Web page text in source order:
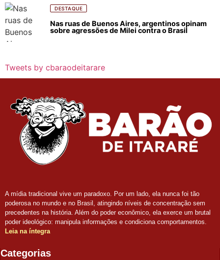
DESTAQUE
Nas ruas de Buenos Aires, argentinos opinam
sobre agressões de Milei contra o Brasil
Tweets by cbaraodeitarare
A mídia tradicional vive um paradoxo. Por um lado, ela nunca foi tão
poderosa no mundo e no Brasil, atingindo níveis de concentração sem
precedentes na história. Além do poder econômico, ela exerce um brutal
poder ideológico: manipula informações e condiciona comportamentos.
Leia na íntegra
Categorias